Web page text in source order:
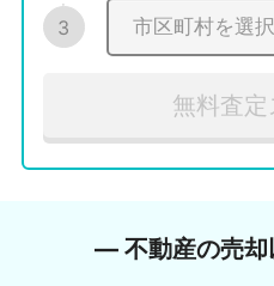
3
無料査定
― 不動産の売